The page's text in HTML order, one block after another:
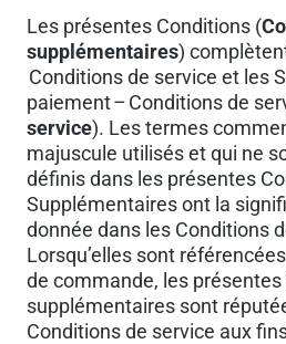
Les présentes Conditions (
supplémentaires)
Conditions de service et les
paiement – Conditions de
service). Les termes
majuscule utilisés et qui ne
définis dans les présentes
Supplémentaires ont la
donnée dans les Conditions
Lorsqu’elles sont
de commande, les
supplémentaires sont
Conditions de service aux